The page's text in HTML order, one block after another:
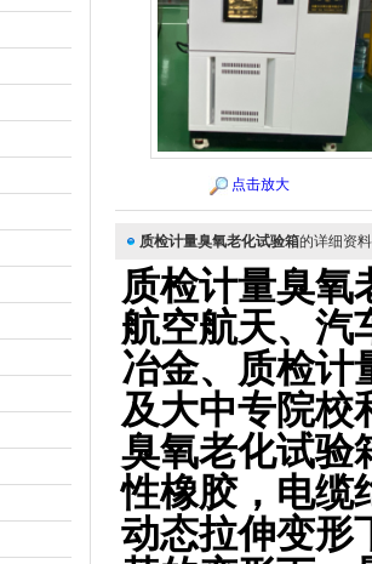
点击放大
质检计量臭氧老化试验箱的详细资
质检计量臭氧
航空航天、汽
冶金、质检计
及大中专院校
臭氧老化试验
性橡胶，电缆
动态拉伸变形